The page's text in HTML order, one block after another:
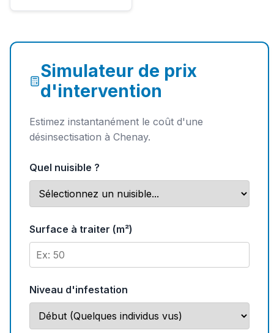
Simulateur de prix
d'intervention
Estimez instantanément le coût d'une
désinsectisation à Chenay.
Quel nuisible ?
Surface à traiter (m²)
Niveau d'infestation